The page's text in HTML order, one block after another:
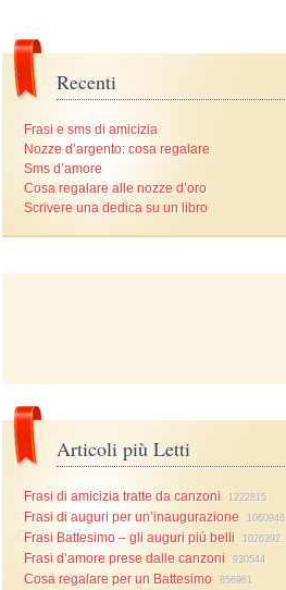
Recenti
Frasi e sms di amicizia
Nozze d’argento: cosa regalare
Sms d’amore
Cosa regalare alle nozze d’oro
Scrivere una dedica su un libro
Articoli più Letti
Frasi di amicizia tratte da canzoni 1222815
Frasi di auguri per un’inaugurazione 1060946
Frasi Battesimo – gli auguri più belli 1026392
Frasi d’amore prese dalle canzoni 930544
Cosa regalare per un Battesimo 856961